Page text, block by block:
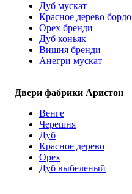
Дуб мускат
Красное дерево бордо
Орех бренди
Дуб коньяк
Вишня бренди
Анегри мускат
Двери фабрики Аристон
Венге
Черешня
Дуб
Красное дерево
Орех
Дуб выбеленый